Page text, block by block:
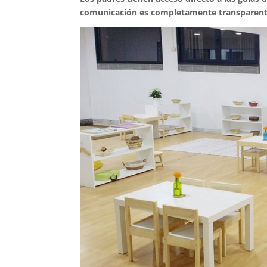
comunicación es completamente